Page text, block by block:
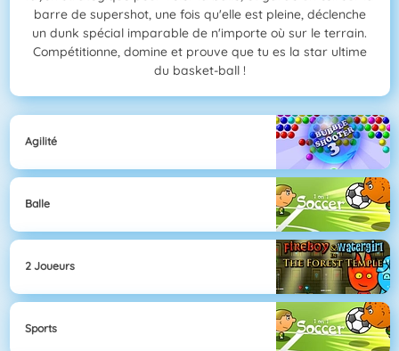
barre de supershot, une fois qu'elle est pleine, déclenche
un dunk spécial imparable de n'importe où sur le terrain.
Compétitionne, domine et prouve que tu es la star ultime
du basket-ball !
Agilité
Balle
2 Joueurs
Sports